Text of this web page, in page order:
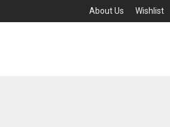
About Us Wishlist